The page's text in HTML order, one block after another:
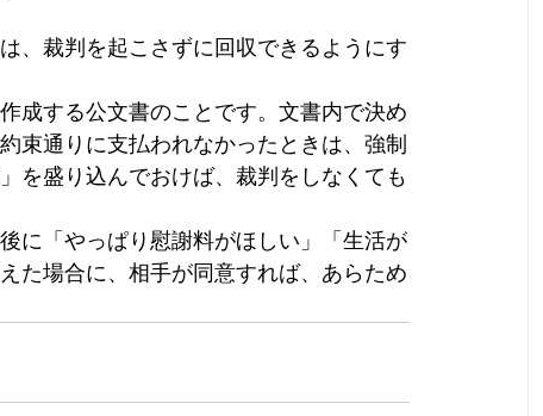
、裁判を起こさずに回収できるようにす
成する公文書のことです。文書内で決め
束通りに支払われなかったときは、強制
を盛り込んでおけば、裁判をしなくても
に「やっぱり慰謝料がほしい」「生活が
た場合に、相手が同意すれば、あらため